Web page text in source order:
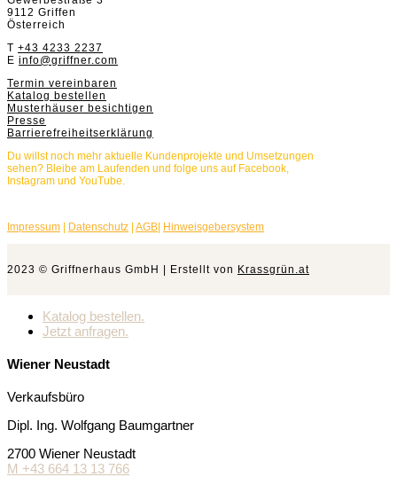
9112 Griffen
Österreich
T +43 4233 2237
E info@griffner.com
Termin vereinbaren
Katalog bestellen
Musterhäuser besichtigen
Presse
Barrierefreiheitserklärung
Du willst noch mehr aktuelle Kundenprojekte und Umsetzungen
sehen? Bleibe am Laufenden und folge uns auf Facebook,
Instagram und YouTube.
Impressum | Datenschutz | AGB| Hinweisgebersystem
2023 © Griffnerhaus GmbH | Erstellt von Krassgrün.at
Katalog bestellen.
Jetzt anfragen.
Wiener Neustadt
Verkaufsbüro
Dipl. Ing. Wolfgang Baumgartner
2700 Wiener Neustadt
M +43 664 13 13 766